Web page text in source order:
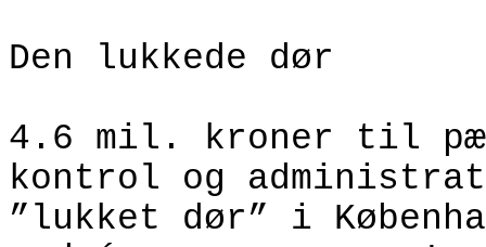
Den lukkede dør
4.6 mil. kroner til
kontrol og
”lukket dør” i